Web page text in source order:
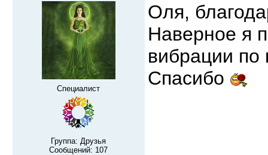
Специалист
Группа: Друзья
Сообщений: 107
Оля,
Наверное я
вибрации по
Спасибо